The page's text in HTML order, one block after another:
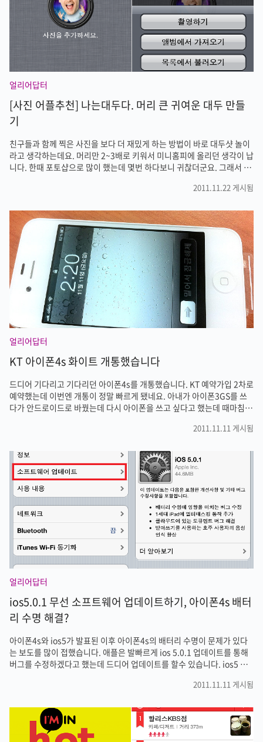
얼리어답터
[사진 어플추천] 나는대두다. 머리 큰 귀여운 대두 만들
기
친구들과 함께 찍은 사진을 보다 더 재밌게 하는 방법이 바로 대두샷 놀이
라고 생각하는데요. 머리만 2~3배로 키워서 미니홈피에 올리던 생각이 납
니다. 한때 포토샵으로 많이 했는데 몇번 하다보니 귀찮더군요. 그래서 잊
다. 앱스토어에서 '나는대두다' 어플을 받으면 몇번의 조작으로 쉽게 대두
가 참 귀엽죠? 카메라 모양의 아이콘을 누르면 '촬영하기''앨범에서가져
오기'목록에서불러오기'중에서 대두로 만들 사진을 촬영하거나 불러올수
있습니다. 제 사진을 앨범에서 불러와봤습니다. 대두샷을 만드는 방법은
어렵지 않습니다. 먼저 자동으로 얼굴을 검색하면, 오른쪽 안내와 같이 색
칠하..
2011.11.22 게시됨
얼리어답터
KT 아이폰4s 화이트 개통했습니다
드디어 기다리고 기다리던 아이폰4s를 개통했습니다. KT 예약가입 2차로
예약했는데 이번엔 개통이 정말 빠르게 됐네요. 아내가 아이폰3GS를 쓰
다가 안드로이드로 바꿨는데 다시 아이폰을 쓰고 싶다고 했는데 때마침
호이동이 시간이 오래걸렸습니다. 디자인은 비슷하지만 성능은 업그레이
하고 어플 깔았습니다. 아이폰은 역시 화이트가 이쁜것 같습니다.
2011.11.11 게시됨
얼리어답터
ios5.0.1 무선 소프트웨어 업데이트하기, 아이폰4s 배터
리 수명 해결?
아이폰4s와 ios5가 발표된 이후 아이폰4s의 배터리 수명이 문제가 있다
는 보도를 많이 접했습니다. 애플은 발빠르게 ios 5.0.1 업데이트를 통해
버그를 수정하겠다고 했는데 드디어 업데이트를 할수 있습니다. ios5 이
데이트를 해야하는 복잡한 과정이 있었습니다. 때문에 초보자들은 업데이
ios5부터는 무선으로 소프트웨어를 업데이트할수 있습니다. 이미 많은분
들이 업데이트를 하셨겠지만 모르는 분들을 위해서 포스팅을 해보겠습니
다. 아이폰 설정-일반에 들어가면 소프트웨어 업데이트 메뉴가 있습니다.
2011.11.11 게시됨